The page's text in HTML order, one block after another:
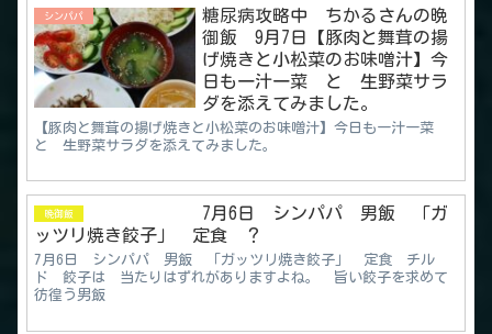
シンパパ
糖尿病攻略中 ちかるさんの晩
御飯 9月7日【豚肉と舞茸の揚
げ焼きと小松菜のお味噌汁】今
日も一汁一菜 と 生野菜サラ
ダを添えてみました。
【豚肉と舞茸の揚げ焼きと小松菜のお味噌汁】今日も一汁一菜
と 生野菜サラダを添えてみました。
晩御飯
7月6日 シンパパ 男飯 「ガ
ッツリ焼き餃子」 定食 ？
7月6日 シンパパ 男飯 「ガッツリ焼き餃子」 定食 チル
ド 餃子は 当たりはずれがありますよね。 旨い餃子を求めて
彷徨う男飯